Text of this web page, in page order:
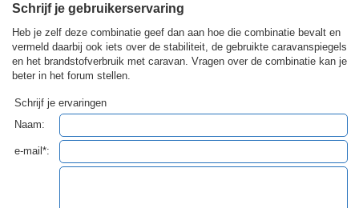
Schrijf je gebruikerservaring
Heb je zelf deze combinatie geef dan aan hoe die combinatie bevalt en
vermeld daarbij ook iets over de stabiliteit, de gebruikte caravanspiegels
en het brandstofverbruik met caravan. Vragen over de combinatie kan je
beter in het forum stellen.
Schrijf je ervaringen
Naam:
e-mail*: